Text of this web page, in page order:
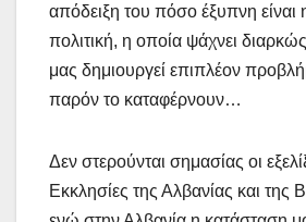
απόδειξη του πόσο έξυπνη είναι
πολιτική, η οποία ψάχνει
μας δημιουργεί επιπλέον
παρόν το καταφέρνουν…
Δεν στερούνται σημασίας οι
Εκκλησίες της Αλβανίας και της